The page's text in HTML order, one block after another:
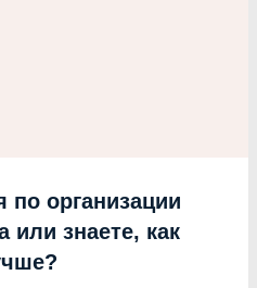
по организации
или знаете, как